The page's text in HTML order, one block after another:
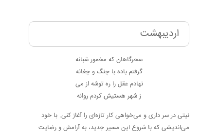
اردیبهشت
سحرگاهان که مخمور شبانه
گرفتم باده با چنگ و چغانه
نهادم عقل را ره توشه از می
ز شهر هستیش کردم روانه
نیتی در سر داری و می‌خواهی کار تازه‌ای را آغاز کنی. با خود
می‌اندیشی که با شروع این مسیر جدید، به آرامش و رضایت